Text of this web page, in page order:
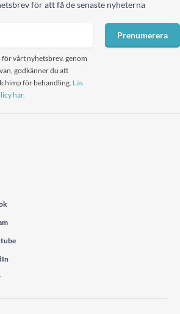
för att få de senaste nyheterna
vårt nyhetsbrev. genom
godkänner du att
för behandling. Läs
här.
Prenumerera